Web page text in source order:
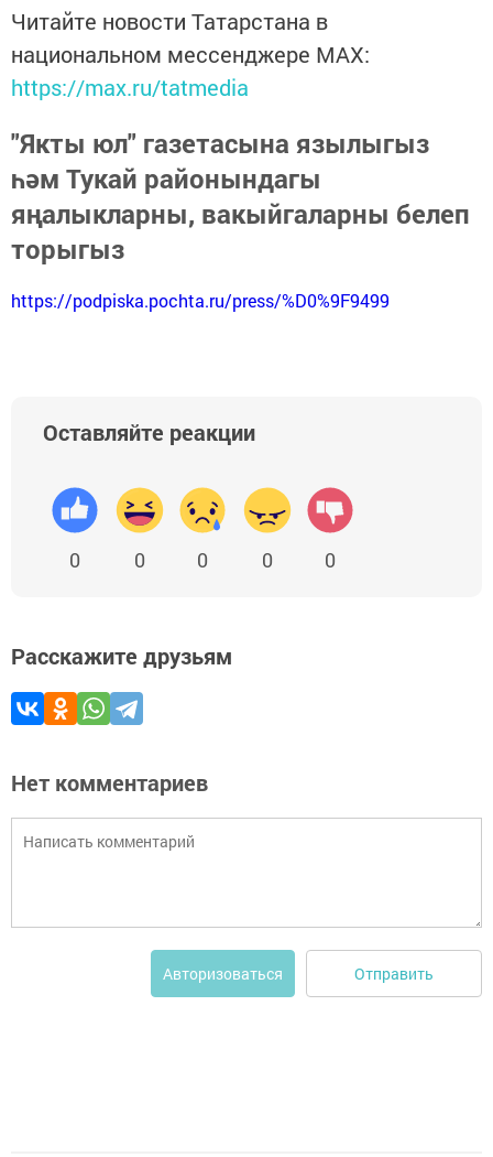
Читайте новости Татарстана в
национальном мессенджере MАХ:
https://max.ru/tatmedia
"Якты юл" газетасына язылыгыз
һәм Тукай районындагы
яңалыкларны, вакыйгаларны белеп
торыгыз
https://podpiska.pochta.ru/press/%D0%9F9499
Оставляйте реакции
0 0 0 0 0
Расскажите друзьям
Нет комментариев
Авторизоваться Отправить